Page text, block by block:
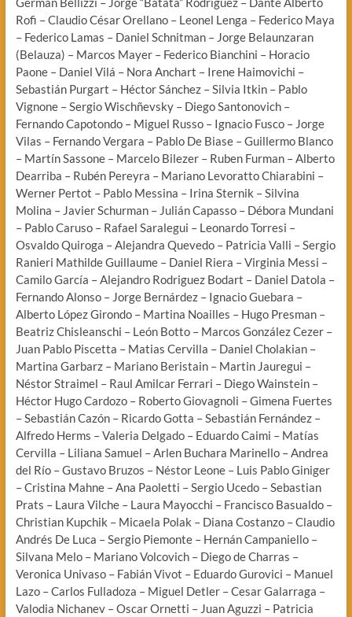
Rofi – Claudio César Orellano – Leonel Lenga – Federico Maya
– Federico Lamas – Daniel Schnitman – Jorge Belaunzaran
(Belauza) – Marcos Mayer – Federico Bianchini – Horacio
Paone – Daniel Vilá – Nora Anchart – Irene Haimovichi –
Sebastián Purgart – Héctor Sánchez – Silvia Itkin – Pablo
Vignone – Sergio Wischñevsky – Diego Santonovich –
Fernando Capotondo – Miguel Russo – Ignacio Fusco – Jorge
Vilas – Fernando Vergara – Pablo De Biase – Guillermo Blanco
– Martín Sassone – Marcelo Bilezer – Ruben Furman – Alberto
Dearriba – Rubén Pereyra – Mariano Levoratto Chiarabini –
Werner Pertot – Pablo Messina – Irina Sternik – Silvina
Molina – Javier Schurman – Julián Capasso – Débora Mundani
– Pablo Caruso – Rafael Saralegui – Leonardo Torresi –
Osvaldo Quiroga – Alejandra Quevedo – Patricia Valli – Sergio
Ranieri Mathilde Guillaume – Daniel Riera – Virginia Messi –
Camilo García – Alejandro Rodriguez Bodart – Daniel Datola –
Fernando Alonso – Jorge Bernárdez – Ignacio Guebara –
Alberto López Girondo – Martina Noailles – Hugo Presman –
Beatriz Chisleanschi – León Botto – Marcos González Cezer –
Juan Pablo Piscetta – Matias Cervilla – Daniel Cholakian –
Martina Garbarz – Mariano Beristain – Martin Jauregui –
Néstor Straimel – Raul Amilcar Ferrari – Diego Wainstein –
Héctor Hugo Cardozo – Roberto Giovagnoli – Gimena Fuertes
– Sebastián Cazón – Ricardo Gotta – Sebastián Fernández –
Alfredo Herms – Valeria Delgado – Eduardo Caimi – Matías
Cervilla – Liliana Samuel – Arlen Buchara Marinello – Andrea
del Río – Gustavo Bruzos – Néstor Leone – Luis Pablo Giniger
– Cristina Mahne – Ana Paoletti – Sergio Ucedo – Sebastian
Prats – Laura Vilche – Laura Mayocchi – Francisco Basualdo –
Christian Kupchik – Micaela Polak – Diana Costanzo – Claudio
Andrés De Luca – Sergio Piemonte – Hernán Campaniello –
Silvana Melo – Mariano Volcovich – Diego de Charras –
Veronica Univaso – Fabián Vivot – Eduardo Gurovici – Manuel
Lazo – Carlos Fulladoza – Miguel Detler – Cesar Galarraga –
Valodia Nichanev – Oscar Ornetti – Juan Aguzzi – Patricia